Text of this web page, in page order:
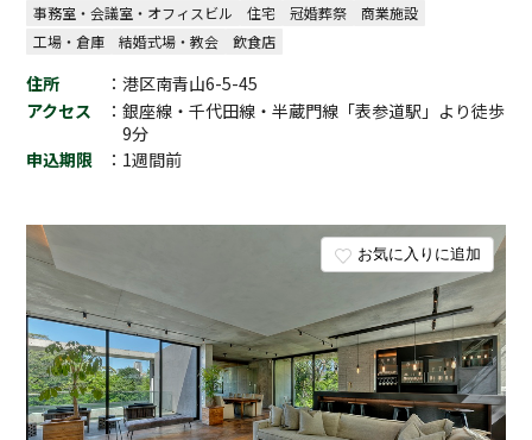
お気に入りに追加
事務室・会議室・オフィスビル
住宅 冠婚葬祭
商業施設
工場・倉庫
結婚式場・教会 飲食店
住所
：港区南青山6-5-45
アクセス
：銀座線・千代田線・半蔵門線「表参道駅」より徒歩
9分
申込期限
：1週間前